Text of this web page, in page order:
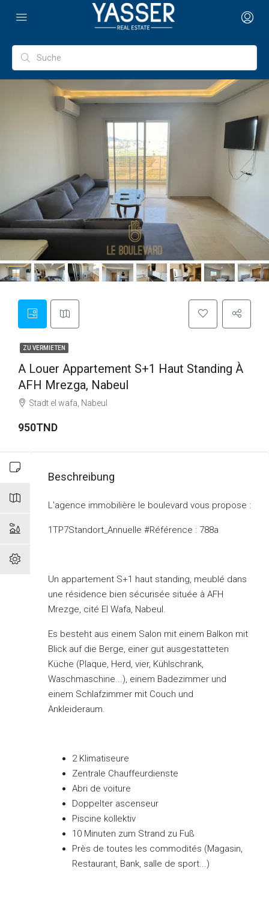
ZU VERMIETEN
A Louer Appartement S+1 Haut Standing À
AFH Mrezga, Nabeul
Stadt el wafa, Nabeul
950TND
Beschreibung
L'agence immobilière le boulevard vous propose :
1TP7Standort_Annuelle #Référence : 788a
Un appartement S+1 haut standing, meublé dans
une résidence bien sécurisée située à AFH
Mrezge, cité El Wafa, Nabeul.
Es besteht aus einem Salon mit einem Balkon mit
Blick auf die Berge, einer gut ausgestatteten
Küche (Plaque, Herd, vier, Kühlschrank,
Waschmaschine...), einem Badezimmer und
einem Schlafzimmer mit Couch und
Ankleideraum.
2 Klimatiseure
Zentrale Chauffeurdienste
Abri de voiture
Doppelter ascenseur
Piscine kollektiv
10 Minuten zum Strand zu Fuß
Près de toutes les commodités (Magasin,
Restaurant, Bank, salle de sport...)